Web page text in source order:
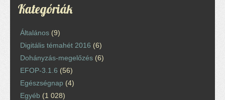
Kategóriák
Általános (9)
Digitális témahét 2016 (6)
Dohányzás-megelőzés (6)
EFOP-3.1.6 (56)
Egészségnap (4)
Egyéb (1 028)